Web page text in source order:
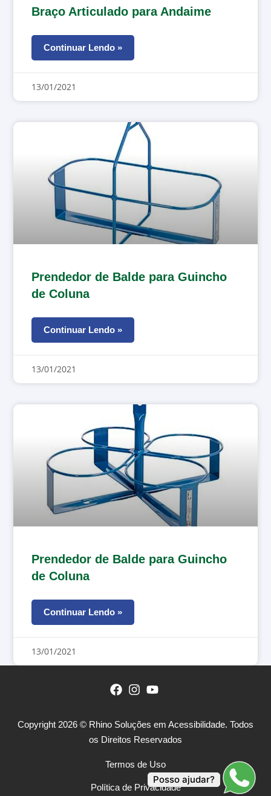
Braço Articulado para Andaime
Continuar Lendo »
13/01/2021
Prendedor de Balde para Guincho
de Coluna
Continuar Lendo »
13/01/2021
Prendedor de Balde para Guincho
de Coluna
Continuar Lendo »
13/01/2021
Copyright 2026 © Rhino Soluções em Acessibilidade. Todos
os Direitos Reservados
Termos de Uso
Política de Privacidade
Posso ajudar?